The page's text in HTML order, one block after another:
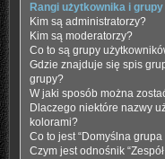
Rangi użytkownika i grupy
Kim są administratorzy?
Kim są moderatorzy?
Co to są grupy
Gdzie znajduje się spis
grupy?
W jaki sposób można
Dlaczego niektóre nazwy
kolorami?
Co to jest “Domyślna
Czym jest odnośnik